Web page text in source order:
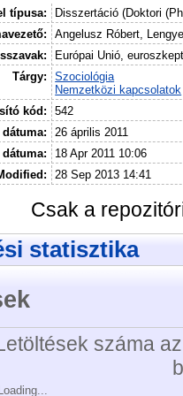
típusa:
Disszertáció (Doktori
Angelusz Róbert,
Európai Unió,
Tárgy:
Szociológia
Nemzetközi kapcsolatok
kód:
542
dátuma:
26 április 2011
18 Apr 2011 10:06
28 Sep 2013 14:41
Csak a
statisztika
száma
Loading...